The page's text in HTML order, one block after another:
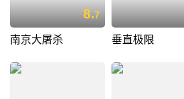
8.7
南京大屠杀 垂直极限